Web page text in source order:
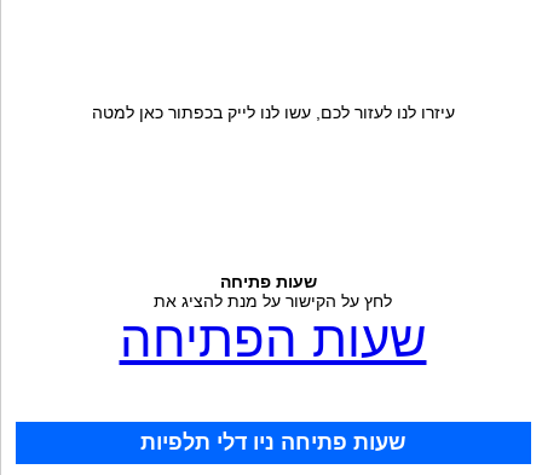
עיזרו לנו לעזור לכם, עשו לנו לייק בכפתור כאן למטה
שעות פתיחה
לחץ על הקישור על מנת להציג את
שעות הפתיחה
שעות פתיחה ניו דלי תלפיות